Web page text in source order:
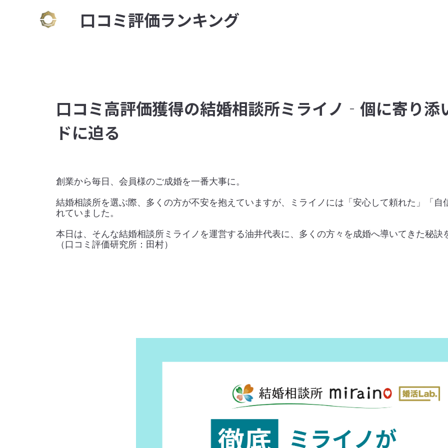
⼝コミ評価ランキング
口コミ高評価獲得の結婚相談所ミライノ‐個に寄り添
ドに迫る
創業から毎日、会員様のご成婚を一番大事に。
結婚相談所を選ぶ際、多くの方が不安を抱えていますが、ミライノには「安心して頼れた」「自
れていました。
本日は、そんな結婚相談所ミライノを運営する油井代表に、多くの方々を成婚へ導いてきた秘訣